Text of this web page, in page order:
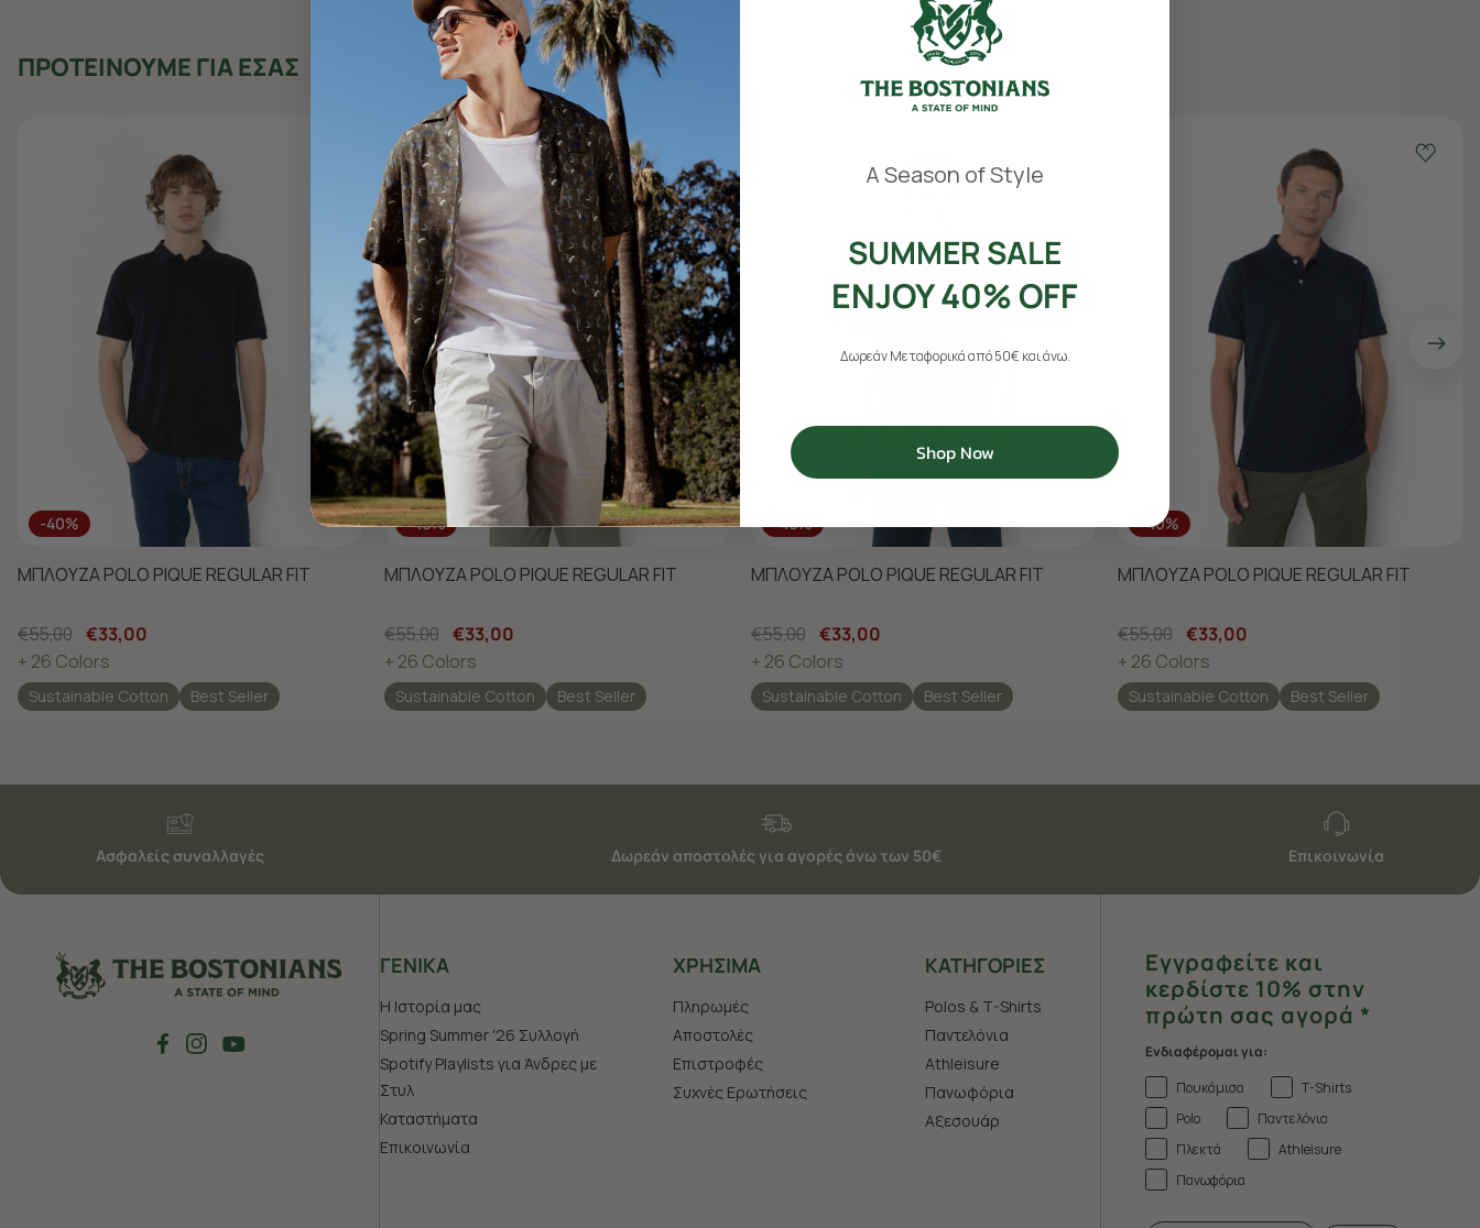
ΠΡΟΤΕΙΝΟΥΜΕ ΓΙΑ ΕΣΑΣ
-40%
ΜΠΛΟΥΖΑ POLO PIQUE REGULAR FIT
€55,00 €33,00
+ 26 Colors
Sustainable Cotton Best Seller
-40%
ΜΠΛΟΥΖΑ POLO PIQUE REGULAR FIT
€55,00 €33,00
+ 26 Colors
Sustainable Cotton Best Seller
-40%
ΜΠΛΟΥΖΑ POLO PIQUE REGULAR FIT
€55,00 €33,00
+ 26 Colors
Sustainable Cotton Best Seller
-40%
ΜΠΛΟΥΖΑ POLO PIQUE REGULAR FIT
€55,00 €33,00
+ 26 Colors
Sustainable Cotton Best Seller
Ασφαλείς συναλλαγές Δωρεάν αποστολές για αγορές άνω των 50€ Επικοινωνία
ΓΕΝΙΚΑ
Η Ιστορία μας
Spring Summer '26 Συλλογή
Spotify Playlists για Άνδρες με
Στυλ
Καταστήματα
Επικοινωνία
ΧΡHΣΙΜΑ
Πληρωμές
Αποστολές
Επιστροφές
Συχνές Ερωτήσεις
ΚΑΤΗΓΟΡΙΕΣ
Polos & T-Shirts
Παντελόνια
Athleisure
Πανωφόρια
Aξεσουάρ
Εγγραφείτε και
κερδίστε 10% στην
πρώτη σας αγορά *
Ενδιαφέρομαι για:
Πουκάμισα
T-Shirts
Polo
Παντελόνια
Πλεκτά
Athleisure
Πανωφόρια
A Season of Style
SUMMER SALE
ENJOY 40% OFF
Δωρεάν Μεταφορικά από 50€ και άνω.
Shop Now